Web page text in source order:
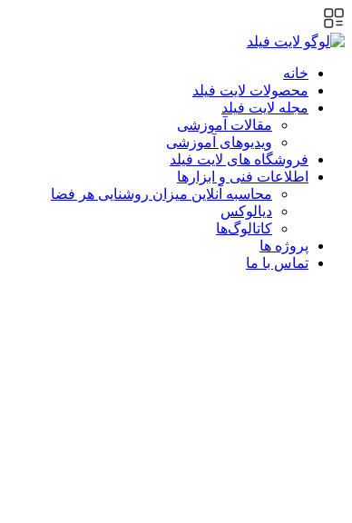
پرش
به
محتوا
خانه
محصولات لایت فیلد
مجله لایت فیلد
مقالات آموزشی
ویدیوهای آموزشی
فروشگاه های لایت فیلد
اطلاعات فنی و ابزارها
محاسبه آنلاین میزان روشنایی هر فضا
دیالوکس
کاتالوگ‌ها
پروژه ها
تماس با ما